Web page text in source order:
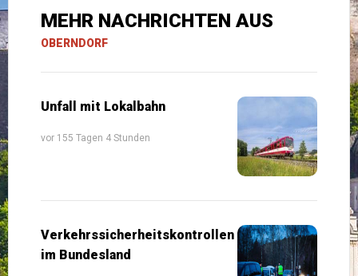
MEHR NACHRICHTEN AUS
OBERNDORF
Unfall mit Lokalbahn
vor 155 Tagen 4 Stunden
Verkehrssicherheitskontrollen
im Bundesland